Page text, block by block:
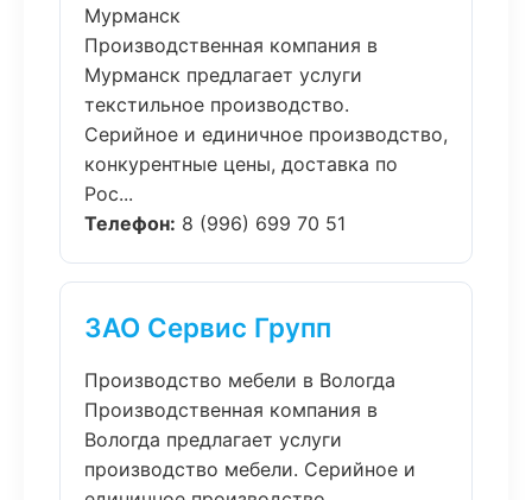
Мурманск
Производственная компания в
Мурманск предлагает услуги
текстильное производство.
Серийное и единичное производство,
конкурентные цены, доставка по
Рос...
Телефон: 8 (996) 699 70 51
ЗАО Сервис Групп
Производство мебели в Вологда
Производственная компания в
Вологда предлагает услуги
производство мебели. Серийное и